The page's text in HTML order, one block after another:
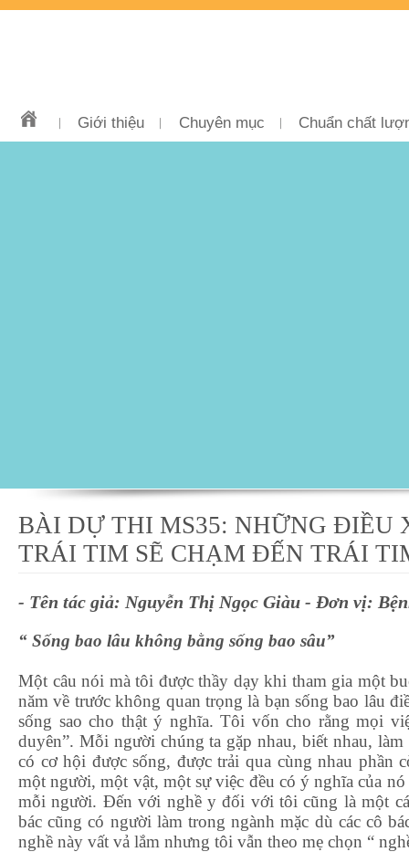
Giới thiệu Chuyên mục Chuẩn chất
BÀI DỰ THI MS35: NHỮNG ĐIỀU
TRÁI TIM SẼ CHẠM ĐẾN TRÁI
- Tên tác giả: Nguyễn Thị Ngọc Giàu - Đơn vị:
“ Sống bao lâu không bằng sống bao sâu”
Một câu nói mà tôi được thầy dạy khi tham gia một
năm về trước không quan trọng là bạn sống bao lâu
sống sao cho thật ý nghĩa. Tôi vốn cho rằng mọi
duyên”. Mỗi người chúng ta gặp nhau, biết nhau,
có cơ hội được sống, được trải qua cùng nhau phần
một người, một vật, một sự việc đều có ý nghĩa của
mỗi người. Đến với nghề y đối với tôi cũng là một
bác cũng có người làm trong ngành mặc dù các cô
nghề này vất vả lắm nhưng tôi vẫn theo mẹ chọn “